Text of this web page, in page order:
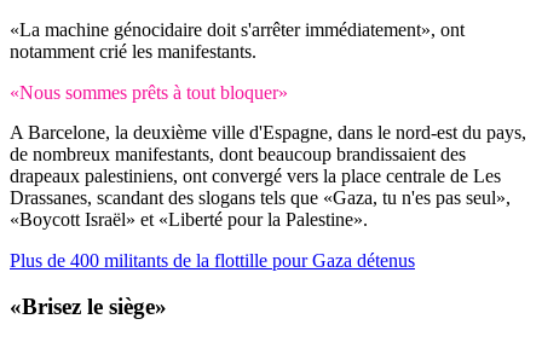
«La machine génocidaire doit s'arrêter immédiatement», ont
notamment crié les manifestants.
«Nous sommes prêts à tout bloquer»
A Barcelone, la deuxième ville d'Espagne, dans le nord-est du pays,
de nombreux manifestants, dont beaucoup brandissaient des
drapeaux palestiniens, ont convergé vers la place centrale de Les
Drassanes, scandant des slogans tels que «Gaza, tu n'es pas seul»,
«Boycott Israël» et «Liberté pour la Palestine».
Plus de 400 militants de la flottille pour Gaza détenus
«Brisez le siège»